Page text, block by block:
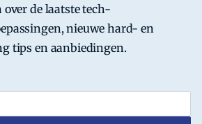
de laatste tech-
nieuwe hard- en
tips en aanbiedingen.